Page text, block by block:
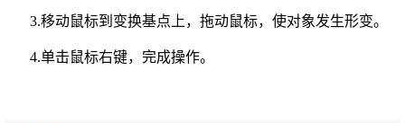
3.移动鼠标到变换基点上，拖动鼠标，使对象发生形变。
4.单击鼠标右键，完成操作。